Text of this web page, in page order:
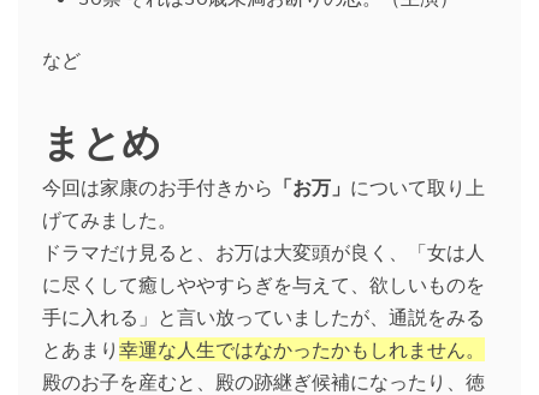
など
まとめ
今回は家康のお手付きから 「お万」 について取り上
げてみました。
ドラマだけ見ると、お万は大変頭が良く、「女は人
に尽くして癒しややすらぎを与えて、欲しいものを
手に入れる」と言い放っていましたが、通説をみる
とあまり 幸運な人生ではなかったかもしれません。
殿のお子を産むと、殿の跡継ぎ候補になったり、徳